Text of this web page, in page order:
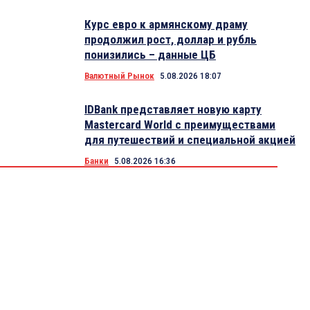
Курс евро к армянскому драму
продолжил рост, доллар и рубль
понизились – данные ЦБ
Валютный Рынок 5.08.2026 18:07
IDBank представляет новую карту
Mastercard World с преимуществами
для путешествий и специальной акцией
Банки 5.08.2026 16:36